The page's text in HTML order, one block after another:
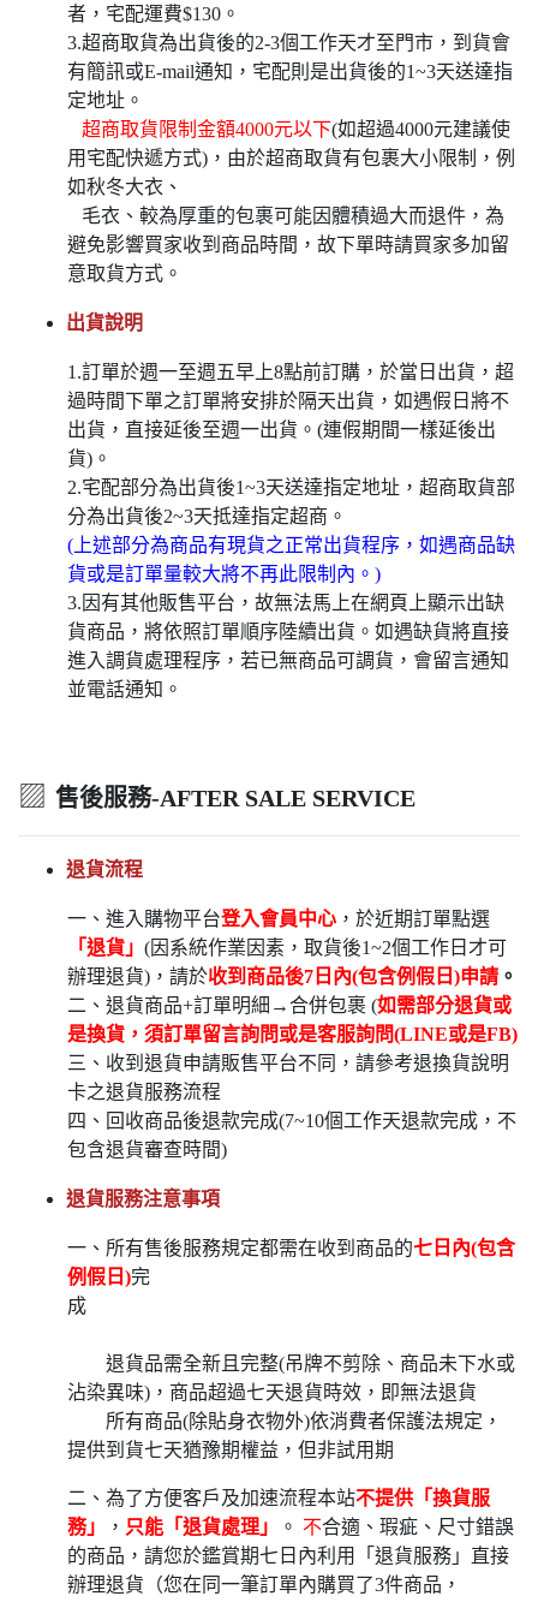
者，宅配運費$130。
3.超商取貨為出貨後的2-3個工作天才至門市，到貨會
有簡訊或E-mail通知，宅配則是出貨後的1~3天送達指
定地址。
超商取貨限制金額4000元以下(如超過4000元建議使
用宅配快遞方式)，由於超商取貨有包裹大小限制，例
如秋冬大衣、
毛衣、較為厚重的包裹可能因體積過大而退件，為
避免影響買家收到商品時間，故下單時請買家多加留
意取貨方式。
出貨說明
1.訂單於週一至週五早上8點前訂購，於當日出貨，超
過時間下單之訂單將安排於隔天出貨，如遇假日將不
出貨，直接延後至週一出貨。(連假期間一樣延後出
貨)。
2.宅配部分為出貨後1~3天送達指定地址，超商取貨部
分為出貨後2~3天抵達指定超商。
(上述部分為商品有現貨之正常出貨程序，如遇商品缺
貨或是訂單量較大將不再此限制內。)
3.因有其他販售平台，故無法馬上在網頁上顯示出缺
貨商品，將依照訂單順序陸續出貨。如遇缺貨將直接
進入調貨處理程序，若已無商品可調貨，會留言通知
並電話通知。
▨ 售後服務-AFTER SALE SERVICE
退貨流程
一、進入購物平台登入會員中心 ，於近期訂單點選
「退貨」 (因系統作業因素，取貨後1~2個工作日才可
辦理退貨)，請於收到商品後7日內(包含例假日)申請 。
二、退貨商品+訂單明細→合併包裹 (如需部分退貨或
是換貨，須訂單留言詢問或是客服詢問(LINE或是FB)
三、收到退貨申請販售平台不同，請參考退換貨說明
卡之退貨服務流程
四、回收商品後退款完成(7~10個工作天退款完成，不
包含退貨審查時間)
退貨服務注意事項
一、所有售後服務規定都需在收到商品的七日內(包含
例假日)完
成
退貨品需全新且完整(吊牌不剪除、商品未下水或
沾染異味)，商品超過七天退貨時效，即無法退貨
所有商品(除貼身衣物外)依消費者保護法規定，
提供到貨七天猶豫期權益，但非試用期
二、為了方便客戶及加速流程本站不提供「換貨服
務」
， 只能「退貨處理」 。 不合適、瑕疵、尺寸錯誤
的商品，請您於鑑賞期七日內利用「退貨服務」直接
辦理退貨（您在同一筆訂單內購買了3件商品，